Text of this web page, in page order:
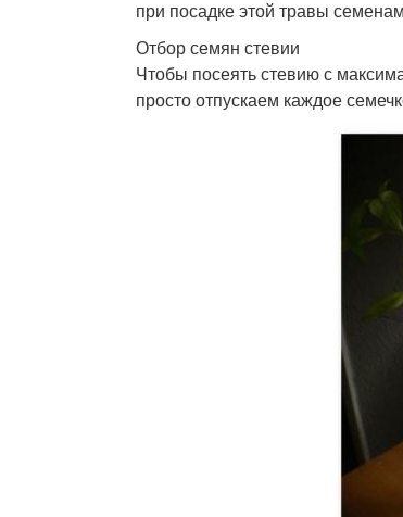
при посадке этой травы
Отбор семян стевии
Чтобы посеять стевию с
просто отпускаем каждое